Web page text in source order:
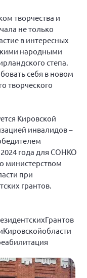
рассеянным
творчества и
не только
в интересных
народными
степа.
себя в новом
творческого
Кировской
инвалидов –
2024 года для СОНКО
министерством
при
грантов.